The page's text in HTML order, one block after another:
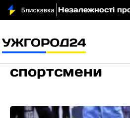
проведуть
спортсмени